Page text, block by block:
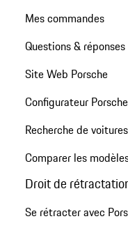
Mes commandes
Questions & réponses
Site Web Porsche
Configurateur Porsche
Recherche de
Comparer les
Droit de
Se rétracter avec